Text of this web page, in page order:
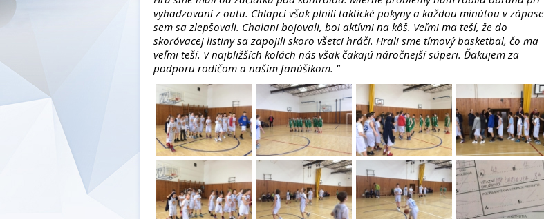
vyhadzovaní z outu. Chlapci však plnili taktické pokyny a každou minútou v zápase
sem sa zlepšovali. Chalani bojovali, boi aktívni na kôš. Veľmi ma teší, že do
skoróvacej listiny sa zapojili skoro všetci hráči. Hrali sme tímový basketbal, čo ma
veľmi teší. V najbližších kolách nás však čakajú náročnejší súperi. Ďakujem za
podporu rodičom a našim fanúšikom. "